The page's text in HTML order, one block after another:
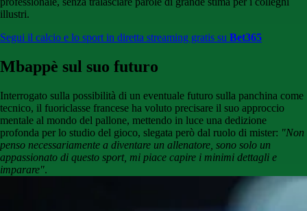
illustri.
Segui il calcio e lo sport in diretta streaming gratis su Bet365
Mbappè sul suo futuro
Interrogato sulla possibilità di un eventuale futuro sulla panchina come
tecnico, il fuoriclasse francese ha voluto precisare il suo approccio
mentale al mondo del pallone, mettendo in luce una dedizione
profonda per lo studio del gioco, slegata però dal ruolo di mister: "Non
penso necessariamente a diventare un allenatore, sono solo un
appassionato di questo sport, mi piace capire i minimi dettagli e
imparare".